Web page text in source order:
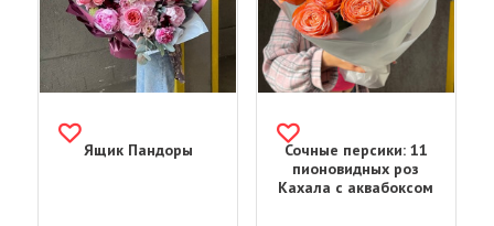
Ящик Пандоры
Сочные персики: 11
пионовидных роз
Кахала с аквабоксом